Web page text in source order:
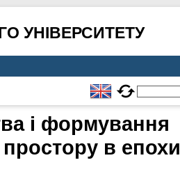
УНІВЕРСИТЕТУ
і формування
простору в епохи